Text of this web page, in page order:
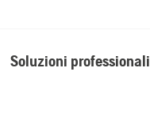
Soluzioni professionali